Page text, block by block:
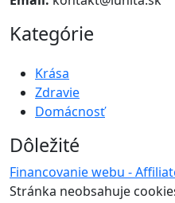
Kategórie
Krása
Zdravie
Domácnosť
Dôležité
Financovanie webu -
Stránka neobsahuje